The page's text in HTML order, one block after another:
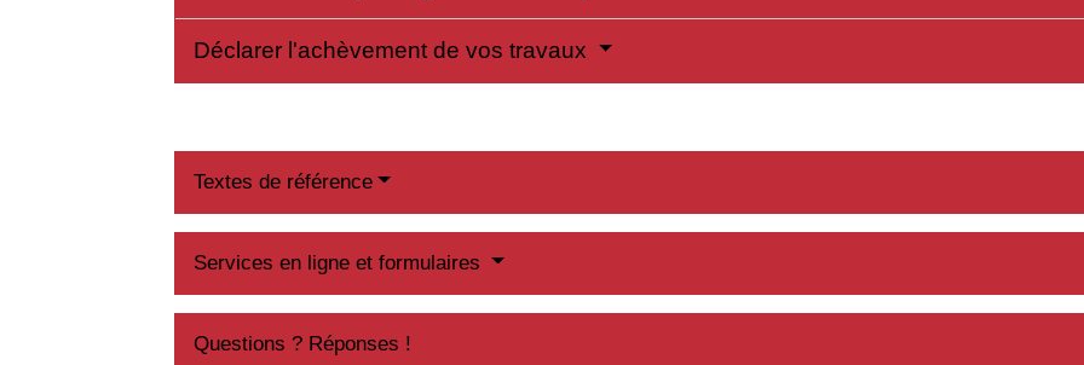
Déclarer l'achèvement de vos travaux
Textes de référence
Services en ligne et formulaires
Questions ? Réponses !